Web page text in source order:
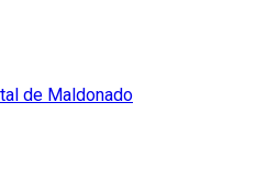
de Maldonado